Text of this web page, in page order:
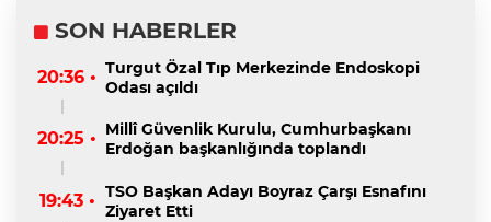
SON HABERLER
20:36 • Turgut Özal Tıp Merkezinde Endoskopi
Odası açıldı
20:25 • Millî Güvenlik Kurulu, Cumhurbaşkanı
Erdoğan başkanlığında toplandı
19:43 • TSO Başkan Adayı Boyraz Çarşı Esnafını
Ziyaret Etti